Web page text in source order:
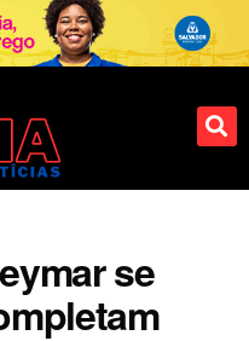
se